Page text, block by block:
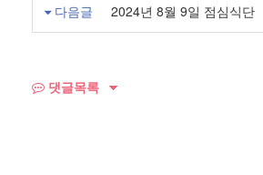
다음글 2024년 8월 9일 점심식단
댓글목록